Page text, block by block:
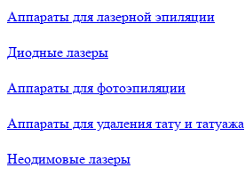
Аппараты для лазерной эпиляции
Диодные лазеры
Аппараты для фотоэпиляции
Аппараты для удаления тату и татуажа
Неодимовые лазеры